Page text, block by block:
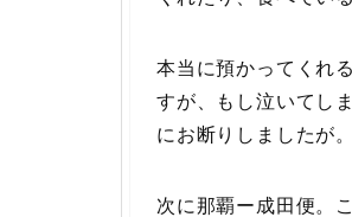
本当に預かってくれ
すが、もし泣いてし
にお断りしましたが
次に那覇ー成田便。